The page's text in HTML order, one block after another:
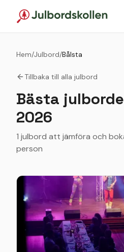
Hem/Julbord/Bålsta
Tillbaka till alla julbord
Bästa
2026
1 julbord att jämföra och
person